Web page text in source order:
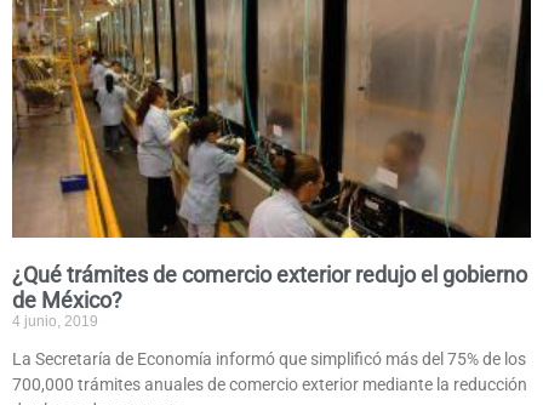
¿Qué trámites de comercio exterior redujo el gobierno
de México?
4 junio, 2019
La Secretaría de Economía informó que simplificó más del 75% de los
700,000 trámites anuales de comercio exterior mediante la reducción